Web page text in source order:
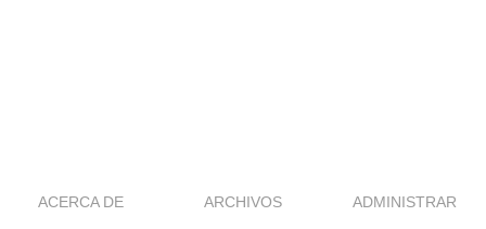
ACERCA DE ARCHIVOS ADMINISTRAR